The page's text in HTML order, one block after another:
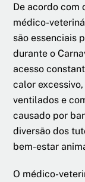
De acordo com
médico-
são essenciais
durante o
acesso
calor
ventilados e
causado por
diversão dos
bem-estar
O médico-